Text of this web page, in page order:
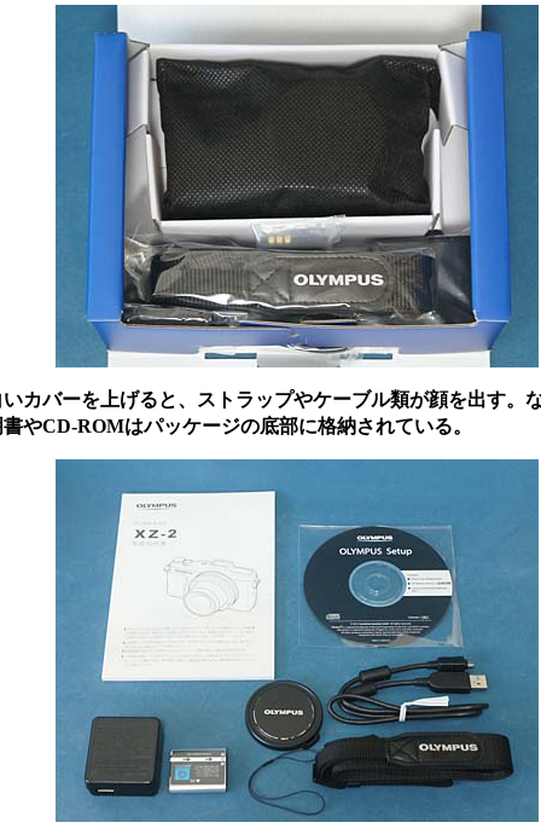
カバーを上げると、ストラップやケーブル類が顔を出す。
やCD-ROMはパッケージの底部に格納されている。